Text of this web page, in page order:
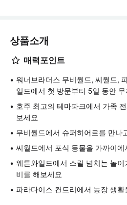
상품소개
매력포인트
워너브라더스 무비월드, 씨월드,
일드에서 첫 방문부터 5일 동안
호주 최고의 테마파크에서 가족
보세요
무비월드에서 슈퍼히어로를 만나
씨월드에서 포식 동물을 가까이에
웨튼와일드에서 스릴 넘치는 놀
비를 해보세요
파라다이스 컨트리에서 농장 생